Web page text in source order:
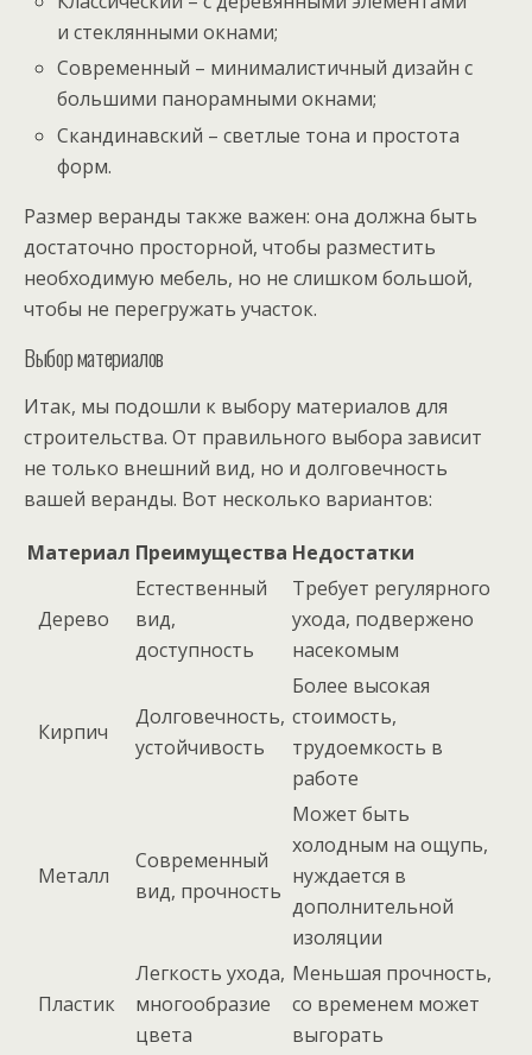
и стеклянными окнами;
Современный – минималистичный дизайн с
большими панорамными окнами;
Скандинавский – светлые тона и простота
форм.
Размер веранды также важен: она должна быть
достаточно просторной, чтобы разместить
необходимую мебель, но не слишком большой,
чтобы не перегружать участок.
Выбор материалов
Итак, мы подошли к выбору материалов для
строительства. От правильного выбора зависит
не только внешний вид, но и долговечность
вашей веранды. Вот несколько вариантов:
Материал Преимущества Недостатки
Дерево
Естественный
вид,
доступность
Требует регулярного
ухода, подвержено
насекомым
Кирпич
Долговечность,
устойчивость
Более высокая
стоимость,
трудоемкость в
работе
Металл
Современный
вид, прочность
Может быть
холодным на ощупь,
нуждается в
дополнительной
изоляции
Пластик
Легкость ухода,
многообразие
цвета
Меньшая прочность,
со временем может
выгорать